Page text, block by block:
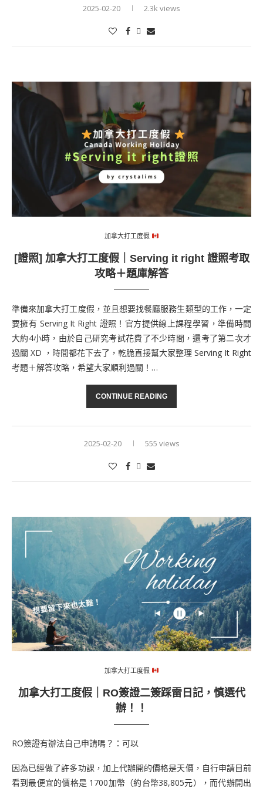
2025-02-20 2.3k views
加拿大打工度假
[證照] 加拿大打工度假｜Serving it right 證照考取
攻略＋題庫解答
準備來加拿大打工度假，並且想要找餐廳服務生類型的工作，一定
要擁有 Serving It Right 證照！官方提供線上課程學習，準備時間
大約4小時，由於自己研究考試花費了不少時間，還考了第二次才
過關 XD ，時間都花下去了，乾脆直接幫大家整理 Serving It Right
考題＋解答攻略，希望大家順利過關！…
CONTINUE READING
2025-02-20 555 views
加拿大打工度假
加拿大打工度假｜RO簽證二簽踩雷日記，慎選代
辦！！
RO簽證有辦法自己申請嗎？：可以
因為已經做了許多功課，加上代辦開的價格是天價，自行申請目前
看到最便宜的價格是 1700加幣（約台幣38,805元），而代辦開出